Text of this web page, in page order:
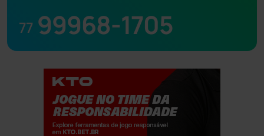
77 99968-1705